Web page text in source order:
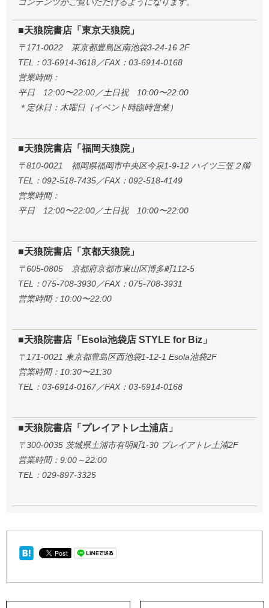
■天狼院書店「東京天狼院」
〒171-0022 東京都豊島区南池袋3-24-16 2F
TEL：03-6914-3618／FAX：03-6914-0168
営業時間：
平日 12:00〜22:00／土日祝 10:00〜22:00
＊定休日：木曜日（イベント時臨時営業）
■天狼院書店「福岡天狼院」
〒810-0021 福岡県福岡市中央区今泉1-9-12 ハイツ三笠２階
TEL：092-518-7435／FAX：092-518-4149
営業時間：
平日 12:00〜22:00／土日祝 10:00〜22:00
■天狼院書店「京都天狼院」
〒605-0805 京都府京都市東山区博多町112-5
TEL：075-708-3930／FAX：075-708-3931
営業時間：10:00〜22:00
■天狼院書店「Esola池袋店 STYLE for Biz」
〒171-0021 東京都豊島区西池袋1-12-1 Esola池袋2F
営業時間：10:30〜21:30
TEL：03-6914-0167／FAX：03-6914-0168
■天狼院書店「プレイアトレ土浦店」
〒300-0035 茨城県土浦市有明町1-30 プレイアトレ土浦2F
営業時間：9:00～22:00
TEL：029-897-3325